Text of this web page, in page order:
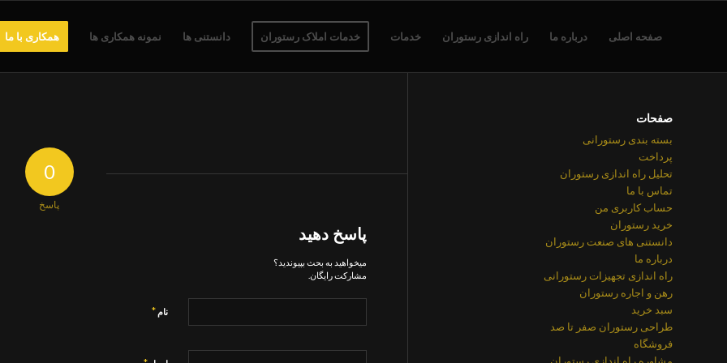
صفحه اصلی درباره ما راه اندازی رستوران خدمات خدمات املاک رستوران دانستنی ها نمونه همکاری ها همکاری با ما
0
پاسخ
پاسخ دهید
میخواهید به بحث بپیوندید؟
مشارکت رایگان.
نام *
صفحات
بسته بندی رستورانی
پرداخت
تحلیل راه اندازی رستوران
تماس با ما
حساب کاربری من
خرید رستوران
دانستنی های صنعت رستوران
درباره ما
راه اندازی تجهیزات رستورانی
رهن و اجاره رستوران
سبد خرید
طراحی رستوران صفر تا صد
فروشگاه